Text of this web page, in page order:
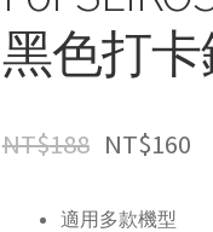
黑色打
NT$188 NT$160
適用多款機型